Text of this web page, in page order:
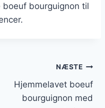
bourguignon til
NÆSTE
Hjemmelavet boeuf
bourguignon med